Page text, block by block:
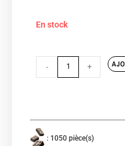
En stock
- +
: 1050 pièce(s)